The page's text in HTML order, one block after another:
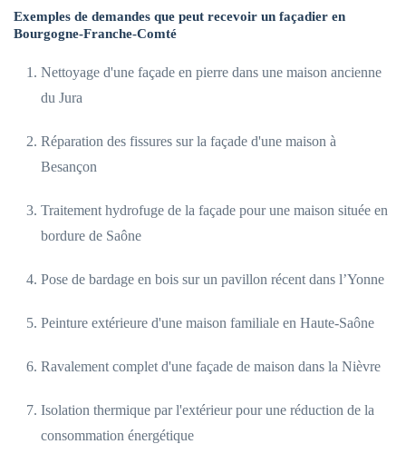
Exemples de demandes que peut recevoir un façadier en
Bourgogne-Franche-Comté
Nettoyage d'une façade en pierre dans une maison ancienne
du Jura
Réparation des fissures sur la façade d'une maison à
Besançon
Traitement hydrofuge de la façade pour une maison située en
bordure de Saône
Pose de bardage en bois sur un pavillon récent dans l’Yonne
Peinture extérieure d'une maison familiale en Haute-Saône
Ravalement complet d'une façade de maison dans la Nièvre
Isolation thermique par l'extérieur pour une réduction de la
consommation énergétique